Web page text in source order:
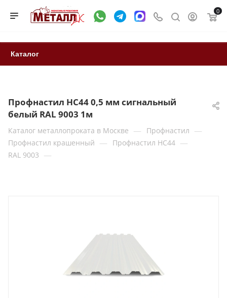
0
Каталог
Профнастил НС44 0,5 мм сигнальный
белый RAL 9003 1м
Каталог металлопроката в Москве — Профнастил —
Профнастил крашенный — Профнастил НС44 —
RAL 9003 —